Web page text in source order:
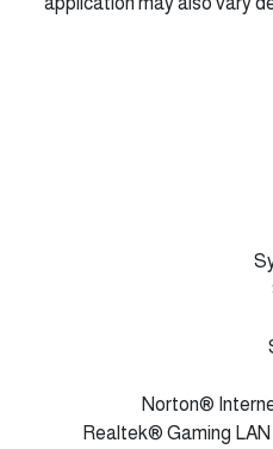
Norton®
Realtek® Gaming